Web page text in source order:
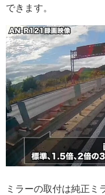
できます。
ミラーの取付は純正ミ